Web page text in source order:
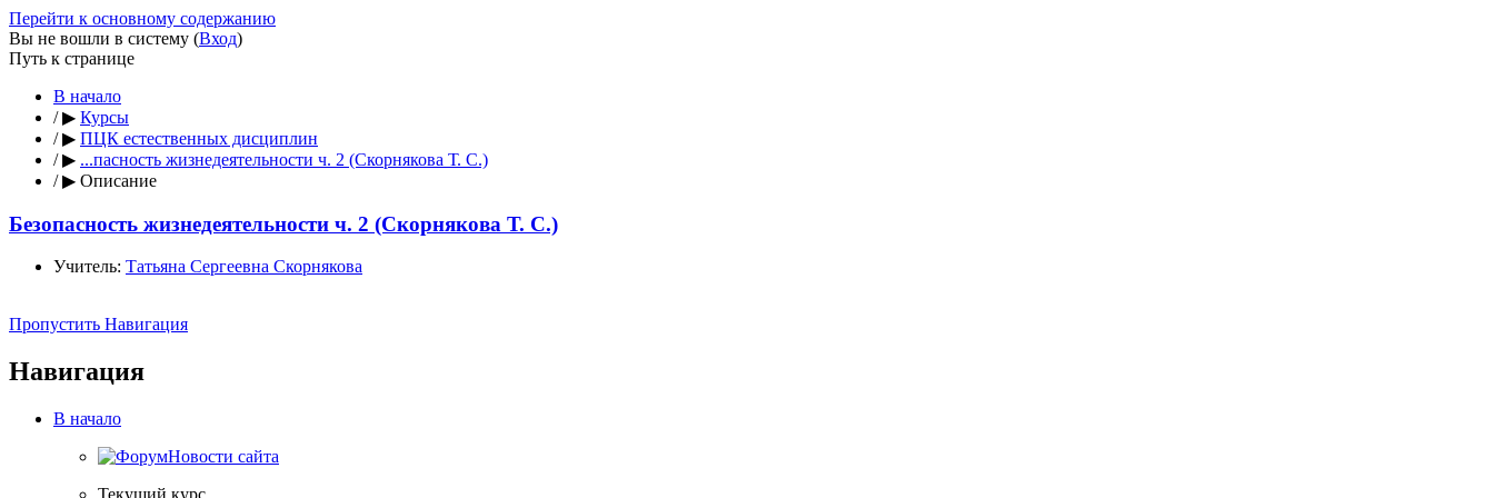
Перейти к основному содержанию
Вы не вошли в систему (Вход)
Путь к странице
В начало
/ ▶ Курсы
/ ▶ ПЦК естественных дисциплин
/ ▶ ...пасность жизнедеятельности ч. 2 (Скорнякова Т. С.)
/ ▶ Описание
Безопасность жизнедеятельности ч. 2 (Скорнякова Т. С.)
Учитель: Татьяна Сергеевна Скорнякова
Пропустить Навигация
Навигация
В начало
Новости сайта